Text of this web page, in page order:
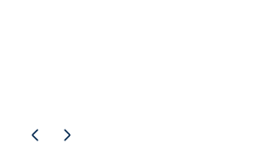
Pagina precedente
Pagina successiva